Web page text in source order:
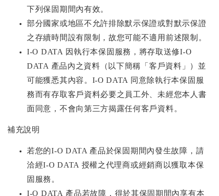
下列保固期間內有效。
部分國家或地區不允許排除默示保證或對默示保證
之存續時間設有限制，故您可能不適用前述限制。
I-O DATA 因執行本保固服務，將存取送修I-O
DATA 產品內之資料（以下簡稱「客戶資料」）並
可能獲悉其內容。I-O DATA 同意除執行本保固服
務而有存取客戶資料必要之員工外、未經您本人書
面同意，不會向第三方揭露任何客戶資料。
補充說明
若您的I-O DATA 產品於保固期間內發生故障，請
洽經I-O DATA 授權之代理商或經銷商以獲取本保
固服務。
I-O DATA 產品若故障，得於其保固期間內享有本